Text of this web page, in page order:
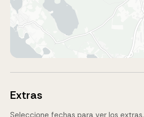
Extras
Seleccione fechas para ver los extras.